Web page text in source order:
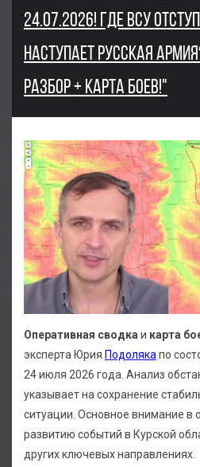
24.07.2026! ГДЕ ВСУ
НАСТУПАЕТ РУССКАЯ
РАЗБОР + КАРТА БОЕВ!"
Оперативная сводка и карта
эксперта Юрия Подолякапо
24 июля 2026 года. Анализ
указывает на сохранение
ситуации. Основное внимание в
развитию событий в Курской
других ключевых направлениях.